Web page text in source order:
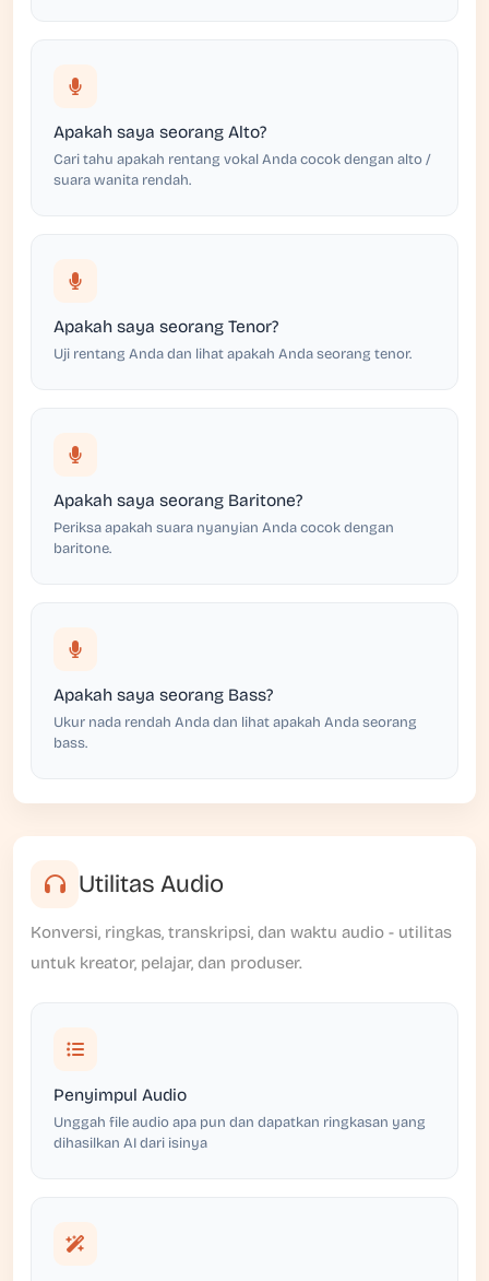
Apakah saya seorang Alto?
Cari tahu apakah rentang vokal Anda cocok dengan alto /
suara wanita rendah.
Apakah saya seorang Tenor?
Uji rentang Anda dan lihat apakah Anda seorang tenor.
Apakah saya seorang Baritone?
Periksa apakah suara nyanyian Anda cocok dengan
baritone.
Apakah saya seorang Bass?
Ukur nada rendah Anda dan lihat apakah Anda seorang
bass.
Utilitas Audio
Konversi, ringkas, transkripsi, dan waktu audio - utilitas
untuk kreator, pelajar, dan produser.
Penyimpul Audio
Unggah file audio apa pun dan dapatkan ringkasan yang
dihasilkan AI dari isinya